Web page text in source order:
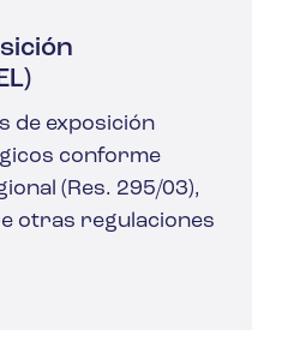
de exposición
conforme
(Res. 295/03),
otras regulaciones